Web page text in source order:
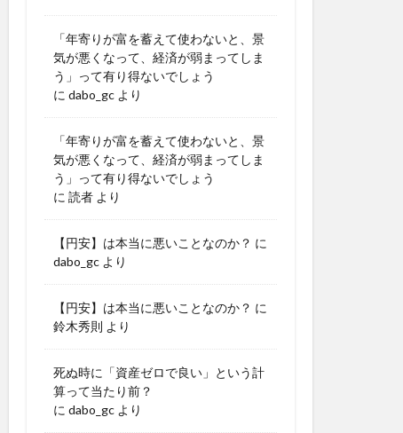
「年寄りが富を蓄えて使わないと、景
気が悪くなって、経済が弱まってしま
う」って有り得ないでしょう
に dabo_gc より
「年寄りが富を蓄えて使わないと、景
気が悪くなって、経済が弱まってしま
う」って有り得ないでしょう
に 読者 より
【円安】は本当に悪いことなのか？ に
dabo_gc より
【円安】は本当に悪いことなのか？ に
鈴木秀則 より
死ぬ時に「資産ゼロで良い」という計
算って当たり前？
に dabo_gc より